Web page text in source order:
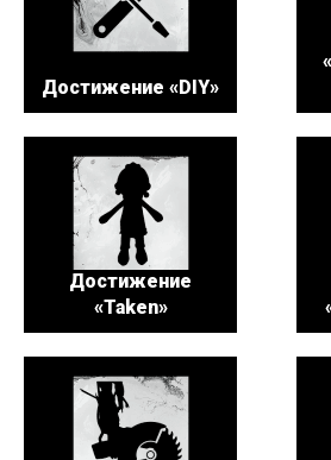
Достижение «DIY»
Достижение
«Taken»